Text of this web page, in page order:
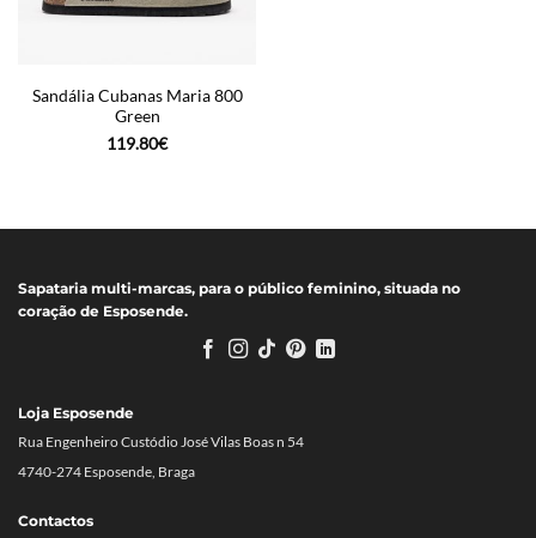
Sandália Cubanas Maria 800
Green
119.80€
Sapataria multi-marcas, para o público feminino, situada no
coração de Esposende.
Loja Esposende
Rua Engenheiro Custódio José Vilas Boas n 54
4740-274 Esposende, Braga
Contactos